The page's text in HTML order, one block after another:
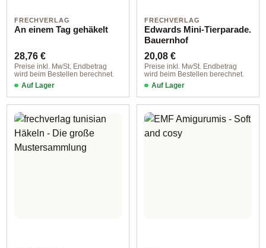
FRECHVERLAG
An einem Tag gehäkelt
Regulärer Preis:
28,76 €
Preise inkl. MwSt. Endbetrag
wird beim Bestellen berechnet.
Auf Lager
FRECHVERLAG
Edwards Mini-Tierparade.
Bauernhof
Regulärer Preis:
20,08 €
Preise inkl. MwSt. Endbetrag
wird beim Bestellen berechnet.
Auf Lager